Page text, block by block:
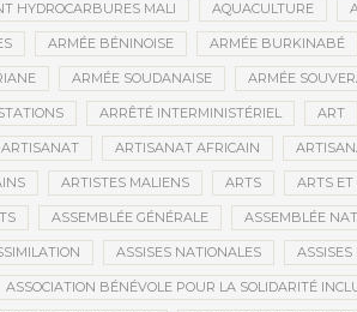
HYDROCARBURES MALI AQUACULTURE
ARMÉE BÉNINOISE ARMÉE BURKINABÉ
ARMÉE SOUDANAISE ARMÉE
ARRÊTÉ INTERMINISTÉRIEL ART
ARTISANAT ARTISANAT AFRICAIN
ARTISTES MALIENS ARTS ARTS ET
ASSEMBLÉE GÉNÉRALE ASSEMBLÉE
ASSISES NATIONALES
ASSOCIATION BÉNÉVOLE POUR LA SOLIDARITÉ